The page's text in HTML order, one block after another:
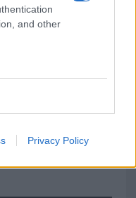
and other
Privacy Policy
due auto coinvolte: